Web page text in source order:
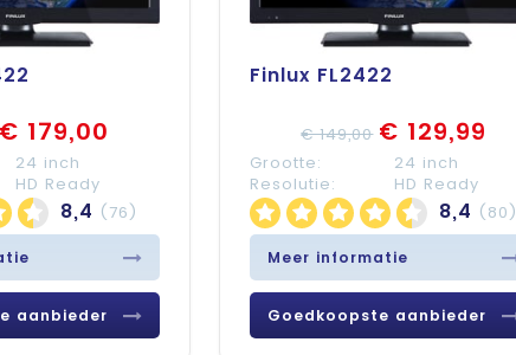
€ 179,00
24 inch
HD Ready
8,4 (76)
aanbieder
Finlux FL2422
€ 149,00 € 129,99
Grootte:
24 inch
Resolutie:
HD Ready
8,4 (80)
Meer informatie
Goedkoopste aanbieder